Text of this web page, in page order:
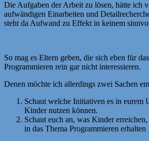
Die Aufgaben der Arbeit zu lösen, hätte ich
aufwändigen Einarbeiten und
steht da Aufwand zu Effekt in keinem
So mag es Eltern geben, die sich eben für
Programmieren rein gar nicht interessieren.
Denen möchte ich allerdings zwei Sachen
Schaut welche Initiativen es in eurem
Kinder nutzen können.
Schaut euch an, was Kinder
in das Thema Programmieren erhalten